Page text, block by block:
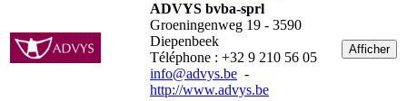
ADVYS bvba-sprl
Groeningenweg 19 - 3590
Diepenbeek
Téléphone : +32 9 210 56 05
info@advys.be -
http://www.advys.be
Afficher